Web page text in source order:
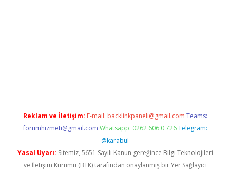
Reklam ve İletişim: E-mail: backlinkpaneli@gmail.com Teams:
forumhizmeti@gmail.com Whatsapp: 0262 606 0 726 Telegram:
@karabul
Yasal Uyarı: Sitemiz, 5651 Sayılı Kanun gereğince Bilgi Teknolojileri
ve İletişim Kurumu (BTK) tarafından onaylanmış bir Yer Sağlayıcı